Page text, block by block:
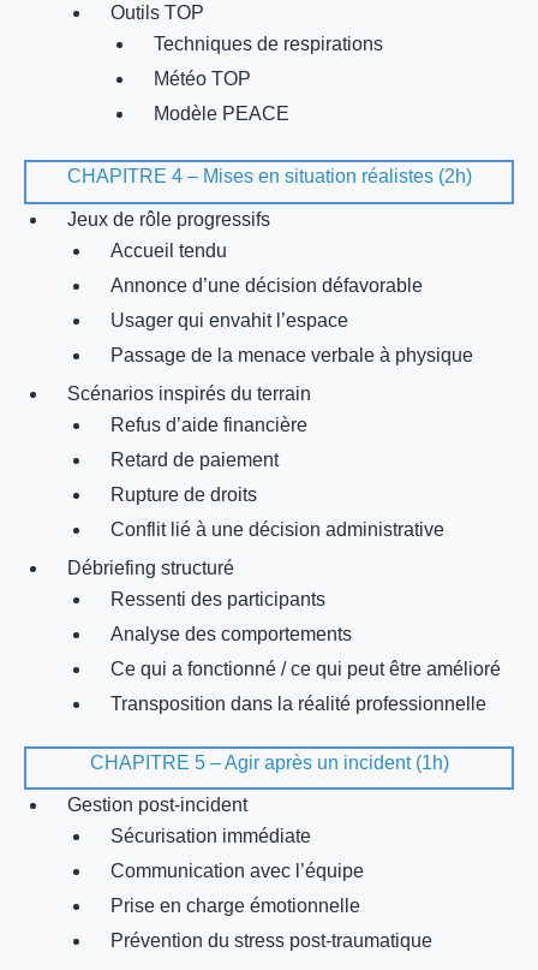
Outils TOP
Techniques de respirations
Météo TOP
Modèle PEACE
CHAPITRE 4 – Mises en situation réalistes (2h)
Jeux de rôle progressifs
Accueil tendu
Annonce d’une décision défavorable
Usager qui envahit l’espace
Passage de la menace verbale à physique
Scénarios inspirés du terrain
Refus d’aide financière
Retard de paiement
Rupture de droits
Conflit lié à une décision administrative
Débriefing structuré
Ressenti des participants
Analyse des comportements
Ce qui a fonctionné / ce qui peut être amélioré
Transposition dans la réalité professionnelle
CHAPITRE 5 – Agir après un incident (1h)
Gestion post-incident
Sécurisation immédiate
Communication avec l’équipe
Prise en charge émotionnelle
Prévention du stress post-traumatique